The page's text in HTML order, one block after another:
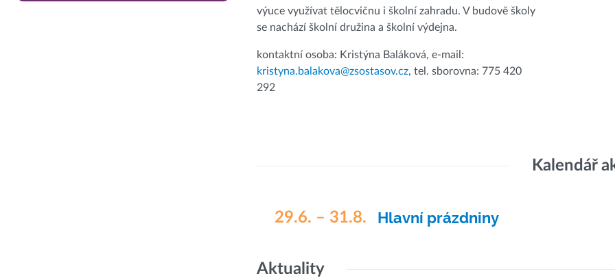
výuce využívat tělocvičnu i školní zahradu. V budově školy
se nachází školní družina a školní výdejna.
kontaktní osoba: Kristýna Baláková, e-mail:
kristyna.balakova@zsostasov.cz, tel. sborovna: 775 420
292
Kalendář
29.6. – 31.8. Hlavní prázdniny
Aktuality